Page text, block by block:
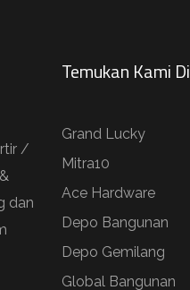
/
dan
Temukan Kami Di
Grand Lucky
Mitra10
Ace Hardware
Depo Bangunan
Depo Gemilang
Global Bangunan